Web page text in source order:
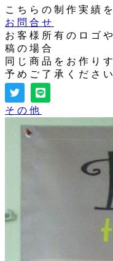
こちらの制作実績
お問合せ
お客様所有のロゴ
稿の場合
同じ商品をお作り
予めご了承ください
その他